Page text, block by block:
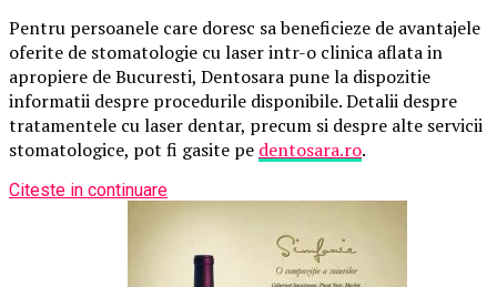
Pentru persoanele care doresc sa beneficieze de avantajele
oferite de stomatologie cu laser intr-o clinica aflata in
apropiere de Bucuresti, Dentosara pune la dispozitie
informatii despre procedurile disponibile. Detalii despre
tratamentele cu laser dentar, precum si despre alte servicii
stomatologice, pot fi gasite pe dentosara.ro.
Citeste in continuare